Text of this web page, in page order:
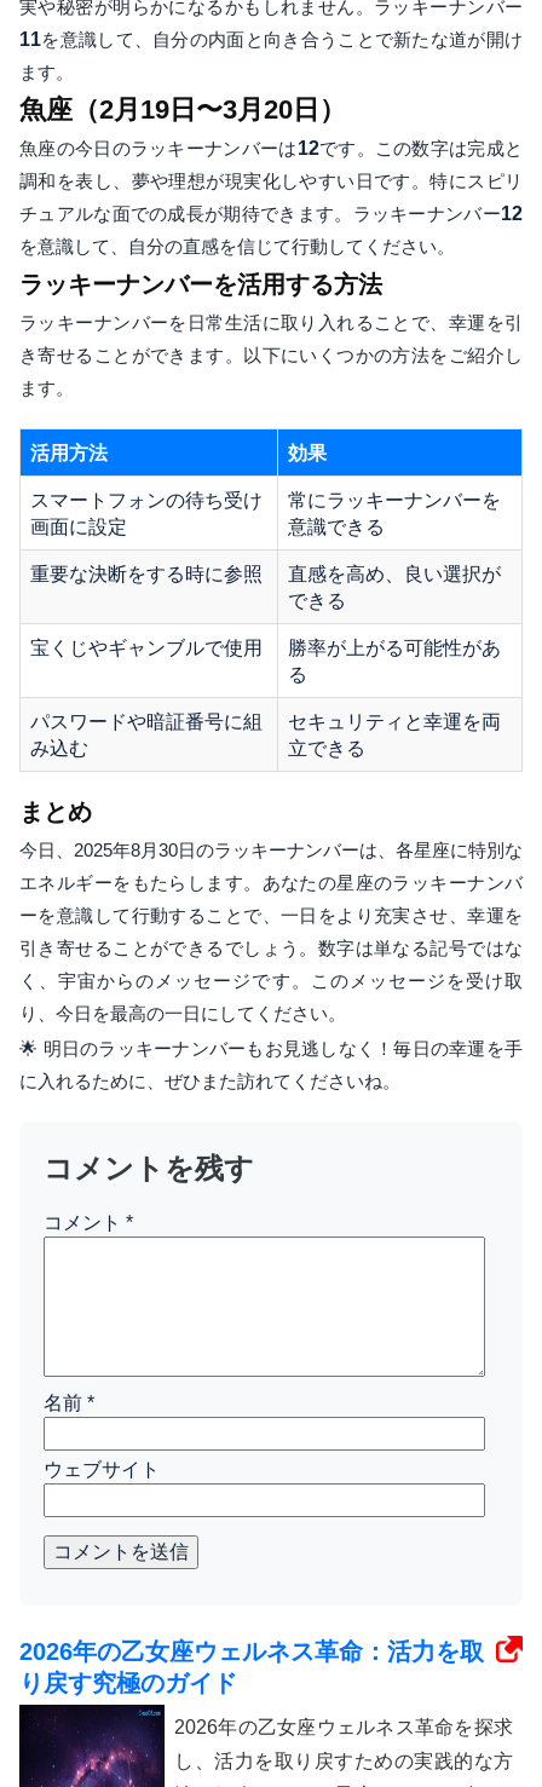
実や秘密が明らかになるかもしれません。ラッキーナンバー
11を意識して、自分の内面と向き合うことで新たな道が開け
ます。
魚座（2月19日〜3月20日）
魚座の今日のラッキーナンバーは12です。この数字は完成と
調和を表し、夢や理想が現実化しやすい日です。特にスピリ
チュアルな面での成長が期待できます。ラッキーナンバー12
を意識して、自分の直感を信じて行動してください。
ラッキーナンバーを活用する方法
ラッキーナンバーを日常生活に取り入れることで、幸運を引
き寄せることができます。以下にいくつかの方法をご紹介し
ます。
活用方法 効果
スマートフォンの待ち受け
画面に設定
常にラッキーナンバーを
意識できる
重要な決断をする時に参照
直感を高め、良い選択が
できる
宝くじやギャンブルで使用
勝率が上がる可能性があ
る
パスワードや暗証番号に組
み込む
セキュリティと幸運を両
立できる
まとめ
今日、2025年8月30日のラッキーナンバーは、各星座に特別な
エネルギーをもたらします。あなたの星座のラッキーナンバ
ーを意識して行動することで、一日をより充実させ、幸運を
引き寄せることができるでしょう。数字は単なる記号ではな
く、宇宙からのメッセージです。このメッセージを受け取
り、今日を最高の一日にしてください。
🌟 明日のラッキーナンバーもお見逃しなく！毎日の幸運を手
に入れるために、ぜひまた訪れてくださいね。
コメントを残す
コメント *
名前 *
ウェブサイト
コメントを送信
2026年の乙女座ウェルネス革命：活力を取
り戻す究極のガイド
2026年の乙女座ウェルネス革命を探求
し、活力を取り戻すための実践的な方